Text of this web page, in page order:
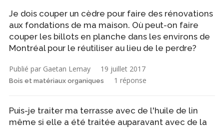
Je dois couper un cèdre pour faire des rénovations
aux fondations de ma maison. Où peut-on faire
couper les billots en planche dans les environs de
Montréal pour le réutiliser au lieu de le perdre?
Publié par Gaetan Lemay 19 juillet 2017
Bois et matériaux organiques 1 réponse
Puis-je traiter ma terrasse avec de l'huile de lin
même si elle a été traitée auparavant avec de la